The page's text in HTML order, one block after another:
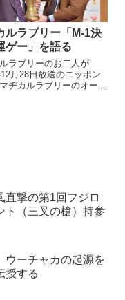
ルラブリー「M-1決
ゲー」を語る
ラブリーのお二人が
月28日放送のニッポン
ヂカルラブリーのオール
撃の第1回フジロ
ト（三叉の槍）持参
ーチャカの起源を
授する